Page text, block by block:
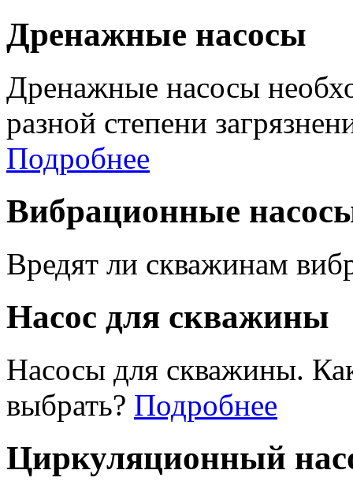
Дренажные насосы
Дренажные насосы
разной степени
Подробнее
Вибрационные
Вредят ли скважинам
Насос для скважины
Насосы для скважины.
выбрать? Подробнее
Циркуляционный